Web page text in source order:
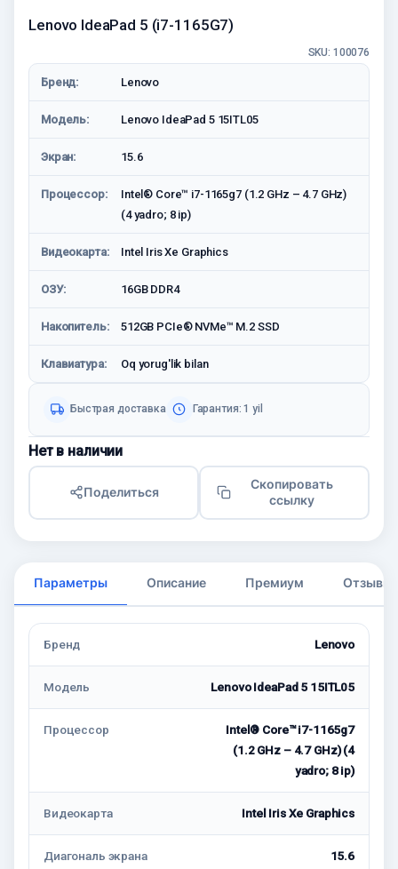
Lenovo IdeaPad 5 (i7-1165G7)
SKU: 100076
Бренд: Lenovo
Модель: Lenovo IdeaPad 5 15ITL05
Экран: 15.6
Процессор:
Intel® Core™ i7-1165g7 (1.2 GHz – 4.7 GHz)
(4 yadro; 8 ip)
Видеокарта: Intel Iris Xe Graphics
ОЗУ: 16GB DDR4
Накопитель: 512GB PCIe® NVMe™ M.2 SSD
Клавиатура: Oq yorug'lik bilan
Быстрая доставка Гарантия: 1 yil
Нет в наличии
Поделиться
Скопировать
ссылку
Параметры Описание Премиум Отзывы
Бренд Lenovo
Модель Lenovo IdeaPad 5 15ITL05
Процессор
Intel® Core™ i7-1165g7
(1.2 GHz – 4.7 GHz) (4
yadro; 8 ip)
Видеокарта Intel Iris Xe Graphics
Диагональ экрана 15.6